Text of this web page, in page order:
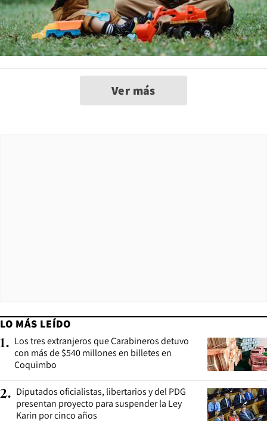
Ver más
LO MÁS LEÍDO
1. Los tres extranjeros que Carabineros detuvo
con más de $540 millones en billetes en
Coquimbo
2. Diputados oficialistas, libertarios y del PDG
presentan proyecto para suspender la Ley
Karin por cinco años